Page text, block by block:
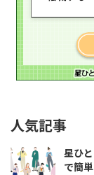
人気記事
星ひ
で簡